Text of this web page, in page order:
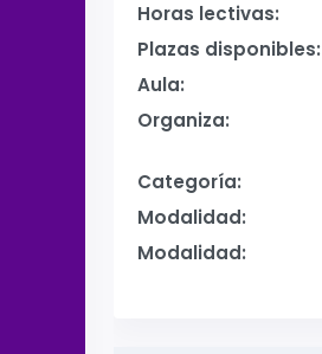
Horas lectivas:
Plazas disponibles:
Aula:
Organiza:
Categoría:
Modalidad:
Modalidad: